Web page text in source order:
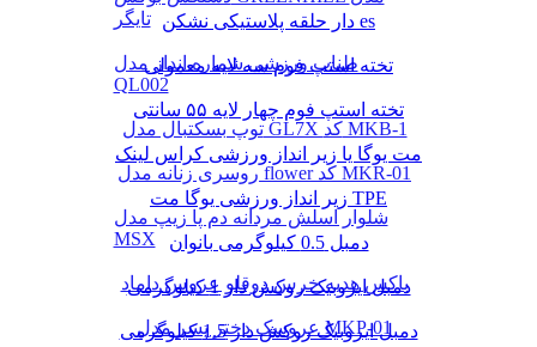
تایگر
طناب ورزشی شماره انداز مدل
QL002
توپ بسکتبال مدل GL7X کد MKB-1
روسری زنانه مدل flower کد MKR-01
شلوار اسلش مردانه دم پا زیپ مدل
MSX
باکس هدیه خرس دوقلو عروس داماد
عروسک دختر پسر مدل MKP-01
دار حلقه پلاستیکی نشکن es
تخته استپ فوم سه لایه معمولی
تخته استپ فوم چهار لایه ۵۵ سانتی
مت یوگا یا زیر انداز ورزشی کراس لینک
زیر انداز ورزشی یوگا مت TPE
دمبل 0.5 کیلوگرمی بانوان
دمبل ایروبیک روکش‌ دار 1 کیلوگرمی
دمبل ایروبیک روکش‌ دار 1.5 کیلوگرمی